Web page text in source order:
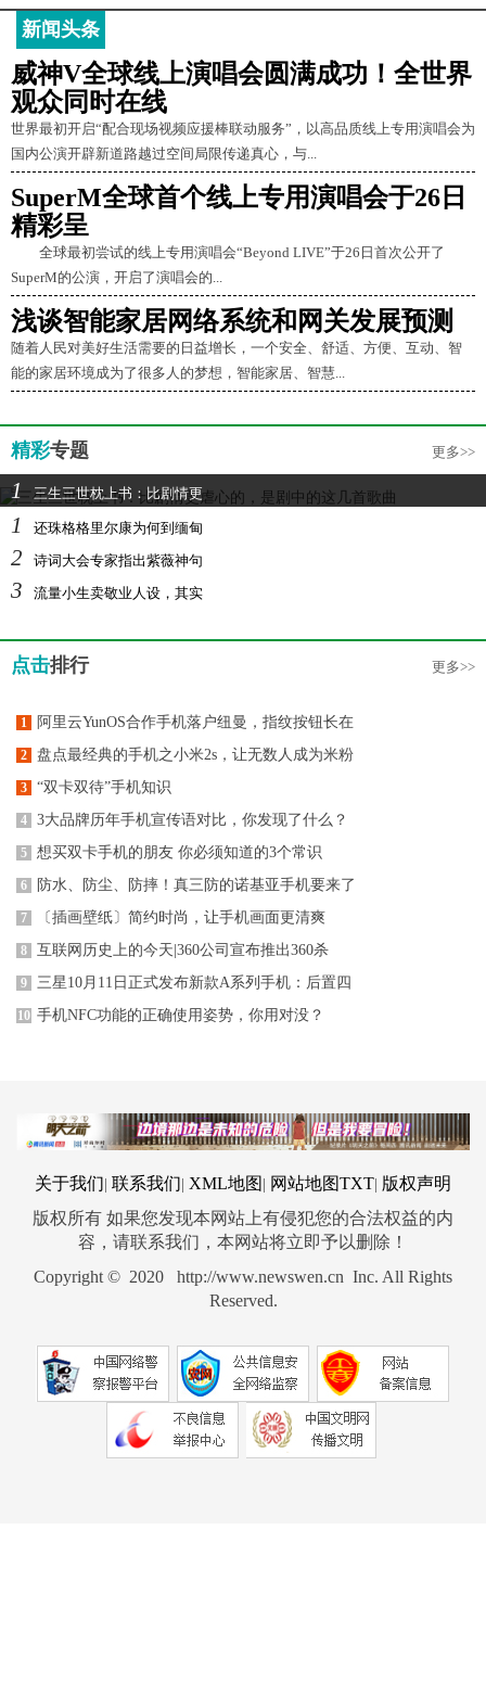
新闻头条
威神V全球线上演唱会圆满成功！全世界
观众同时在线
世界最初开启“配合现场视频应援棒联动服务”，以高品质线上专用演唱会为
国内公演开辟新道路越过空间局限传递真心，与...
SuperM全球首个线上专用演唱会于26日
精彩呈
全球最初尝试的线上专用演唱会“Beyond LIVE”于26日首次公开了
SuperM的公演，开启了演唱会的...
浅谈智能家居网络系统和网关发展预测
随着人民对美好生活需要的日益增长，一个安全、舒适、方便、互动、智
能的家居环境成为了很多人的梦想，智能家居、智慧...
精彩专题 更多>>
1 三生三世枕上书：比剧情更
1 还珠格格里尔康为何到缅甸
2 诗词大会专家指出紫薇神句
3 流量小生卖敬业人设，其实
点击排行 更多>>
1 阿里云YunOS合作手机落户纽曼，指纹按钮长在
2 盘点最经典的手机之小米2s，让无数人成为米粉
3 “双卡双待”手机知识
4 3大品牌历年手机宣传语对比，你发现了什么？
5 想买双卡手机的朋友 你必须知道的3个常识
6 防水、防尘、防摔！真三防的诺基亚手机要来了
7 〔插画壁纸〕简约时尚，让手机画面更清爽
8 互联网历史上的今天|360公司宣布推出360杀
9 三星10月11日正式发布新款A系列手机：后置四
10 手机NFC功能的正确使用姿势，你用对没？
关于我们 联系我们 XML地图 网站地图TXT 版权声明
版权所有 如果您发现本网站上有侵犯您的合法权益的内
容，请联系我们，本网站将立即予以删除！
Copyright © 2020 http://www.newswen.cn Inc. All Rights
Reserved.